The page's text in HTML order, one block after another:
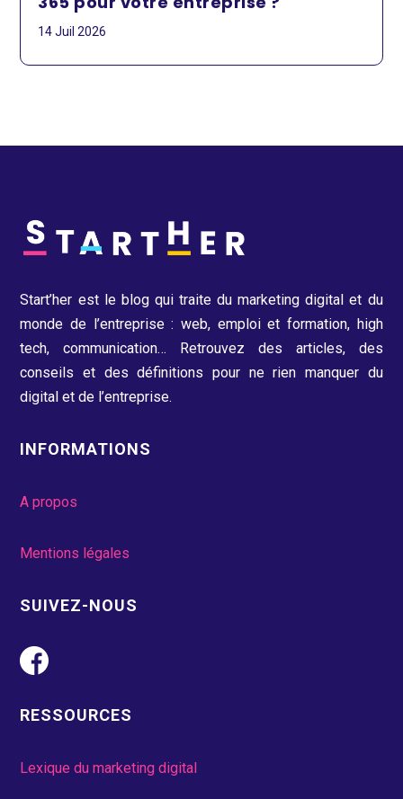
14 Juil 2026
Start’her est le blog qui traite du marketing digital et du
monde de l’entreprise : web, emploi et formation, high
tech, communication… Retrouvez des articles, des
conseils et des définitions pour ne rien manquer du
digital et de l’entreprise.
INFORMATIONS
A propos
Mentions légales
SUIVEZ-NOUS
RESSOURCES
Lexique du marketing digital